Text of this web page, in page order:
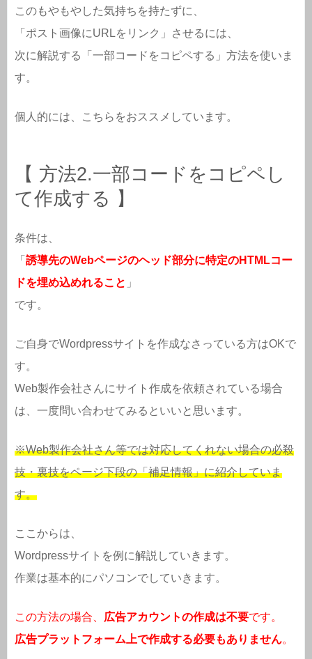
このもやもやした気持ちを持たずに、
「ポスト画像にURLをリンク」させるには、
次に解説する「一部コードをコピペする」方法を使いま
す。
個人的には、こちらをおススメしています。
【 方法2.一部コードをコピペし
て作成する 】
条件は、
「 誘導先のWebページのヘッド部分に特定のHTMLコー
ドを埋め込めれること 」
です。
ご自身でWordpressサイトを作成なさっている方はOKで
す。
Web製作会社さんにサイト作成を依頼されている場合
は、一度問い合わせてみるといいと思います。
※Web製作会社さん等では対応してくれない場合の必殺
技・裏技をページ下段の「補足情報」に紹介していま
す。
ここからは、
Wordpressサイトを例に解説していきます。
作業は基本的にパソコンでしていきます。
この方法の場合、 広告アカウントの作成は不要です。
広告プラットフォーム上で作成する必要もありません。